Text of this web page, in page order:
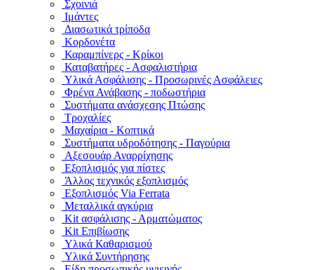
Σχοινιά
Ιμάντες
Διασωτικά τρίποδα
Κορδονέτα
Καραμπίνερς - Κρίκοι
Καταβατήρες - Ασφαλιστήρια
Υλικά Ασφάλισης - Προσωρινές Ασφάλειες
Φρένα Ανάβασης - ποδωστήρια
Συστήματα ανάσχεσης Πτώσης
Τροχαλίες
Μαχαίρια - Κοπτικά
Συστήματα υδροδότησης - Παγούρια
Αξεσουάρ Αναρρίχησης
Εξοπλισμός για πίστες
Άλλος τεχνικός εξοπλισμός
Εξοπλισμός Via Ferrata
Μεταλλικά αγκύρια
Kit ασφάλισης - Αρματώματος
Kit Επιβίωσης
Υλικά Καθαρισμού
Υλικά Συντήρησης